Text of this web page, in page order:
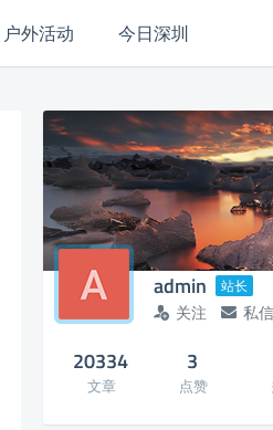
户外活动 今日深圳
admin 站长
关注 私信
20334
文章
3
点赞